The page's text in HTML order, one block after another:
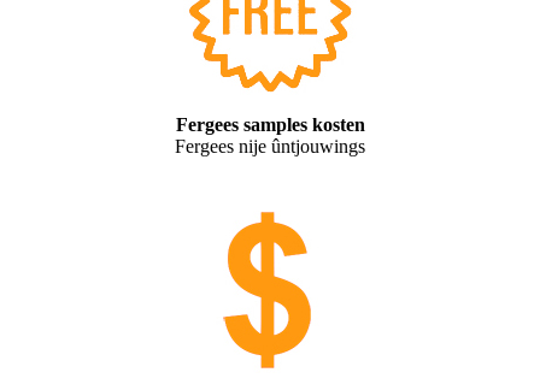
Fergees samples kosten
Fergees nije ûntjouwings